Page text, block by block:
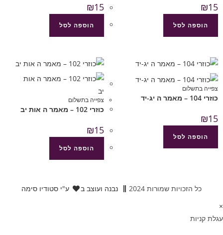
₪15
הוספה לסל
₪15
הוספה לסל
צפייה בתשלום
כוזרי 104 – מאמר ה יג-יד
₪15
הוספה לסל
צפייה בתשלום
כוזרי 102 – מאמר ה אות יב
₪15
הוספה לסל
כל הזכויות שמורות 2024 נבנה ועוצב ב
ע"י סטודיו סימה
×
עגלת קניות